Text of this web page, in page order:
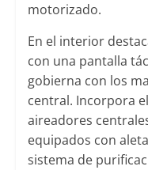
motorizado.
En el interior
con una pantalla
gobierna con los
central. Incorpora
aireadores
equipados con
sistema de